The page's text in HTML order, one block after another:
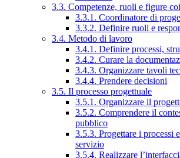
3.3. Competenze, ruoli e figure
3.3.1. Coordinatore di
3.3.2. Definire ruoli e
3.4. Metodo di lavoro
3.4.1. Definire processi,
3.4.2. Curare la
3.4.3. Organizzare tavoli
3.4.4. Prendere decisioni
3.5. Il processo progettuale
3.5.1. Organizzare il
3.5.2. Comprendere il
pubblico
3.5.3. Progettare i processi
servizio
3.5.4. Realizzare